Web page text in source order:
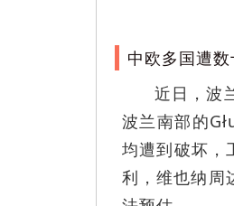
中欧多国遭
近日，波
波兰南部的
均遭到破坏，
利，维也纳周